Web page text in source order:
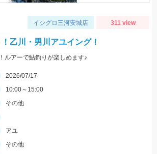
イシグロ三河安城店 311 view
乙川・男川アユイング！
ルアーで鮎釣りが楽しめます♪
2026/07/17
10:00～15:00
その他
アユ
その他